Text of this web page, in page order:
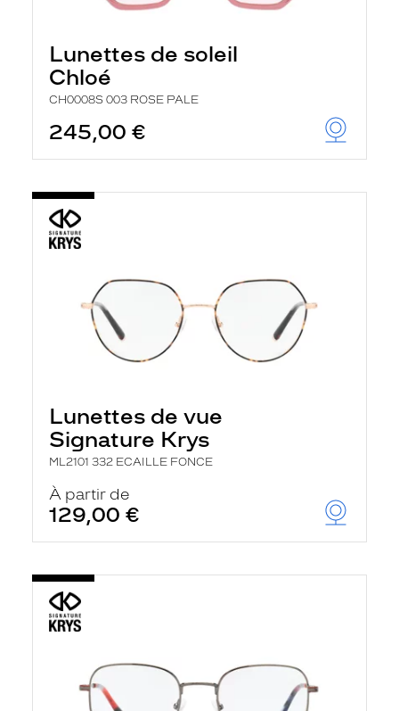
Lunettes de soleil
Chloé
CH0008S 003 ROSE PALE
245,00 €
Lunettes de vue
Signature Krys
ML2101 332 ECAILLE FONCE
À partir de
129,00 €